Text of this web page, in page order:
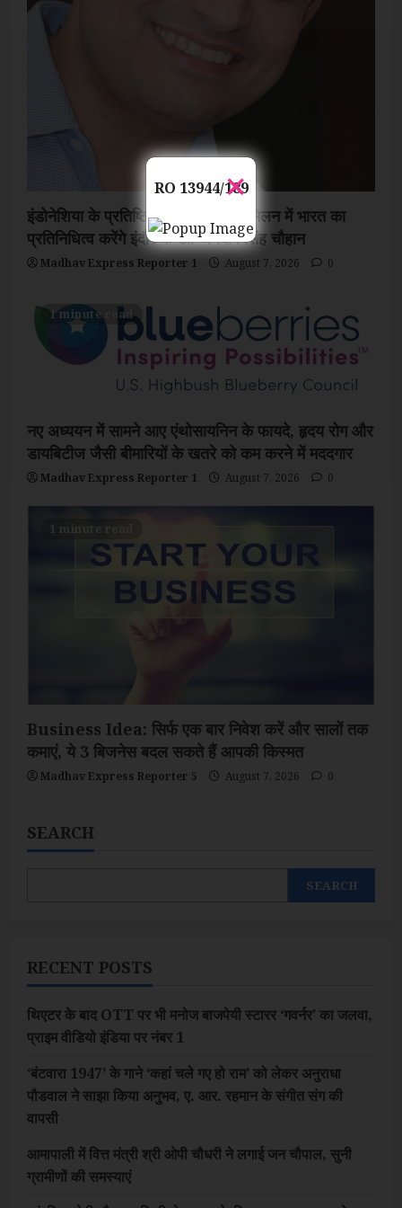
RO 13944/189
×
इंडोनेशिया के प्रतिष्ठित अंतरराष्ट्रीय सम्मेलन में भारत का
प्रतिनिधित्व करेंगे इंदौर के डॉ. जयदीप सिंह चौहान
Madhav Express Reporter 1 August 7, 2026 0
1 minute read
नए अध्ययन में सामने आए एंथोसायनिन के फायदे, हृदय रोग और
डायबिटीज जैसी बीमारियों के खतरे को कम करने में मददगार
Madhav Express Reporter 1 August 7, 2026 0
1 minute read
Business Idea: सिर्फ एक बार निवेश करें और सालों तक
कमाएं, ये 3 बिजनेस बदल सकते हैं आपकी किस्मत
Madhav Express Reporter 5 August 7, 2026 0
SEARCH
SEARCH
RECENT POSTS
थिएटर के बाद OTT पर भी मनोज बाजपेयी स्टारर ‘गवर्नर’ का जलवा,
प्राइम वीडियो इंडिया पर नंबर 1
‘बंटवारा 1947’ के गाने ‘कहां चले गए हो राम’ को लेकर अनुराधा
पौडवाल ने साझा किया अनुभव, ए. आर. रहमान के संगीत संग की
वापसी
आमापाली में वित्त मंत्री श्री ओपी चौधरी ने लगाई जन चौपाल, सुनी
ग्रामीणों की समस्याएं